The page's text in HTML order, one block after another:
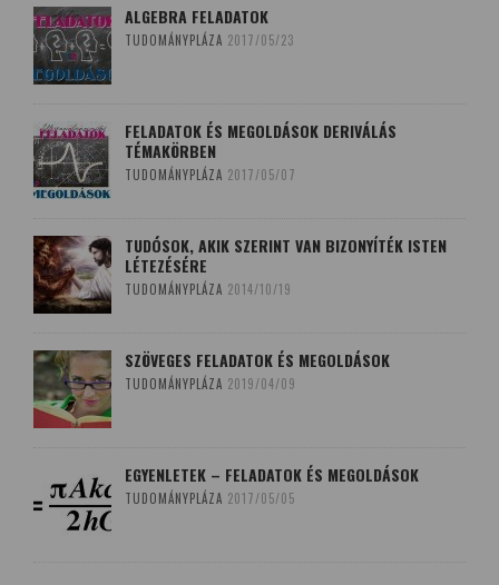
ALGEBRA FELADATOK
TUDOMÁNYPLÁZA 2017/05/23
FELADATOK ÉS MEGOLDÁSOK DERIVÁLÁS
TÉMAKÖRBEN
TUDOMÁNYPLÁZA 2017/05/07
TUDÓSOK, AKIK SZERINT VAN BIZONYÍTÉK ISTEN
LÉTEZÉSÉRE
TUDOMÁNYPLÁZA 2014/10/19
SZÖVEGES FELADATOK ÉS MEGOLDÁSOK
TUDOMÁNYPLÁZA 2019/04/09
EGYENLETEK – FELADATOK ÉS MEGOLDÁSOK
TUDOMÁNYPLÁZA 2017/05/05